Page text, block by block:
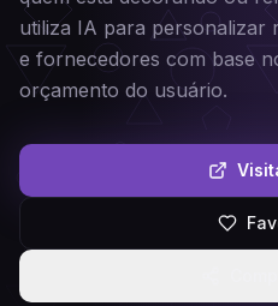
utiliza IA para personalizar
e fornecedores com base
orçamento do usuário.